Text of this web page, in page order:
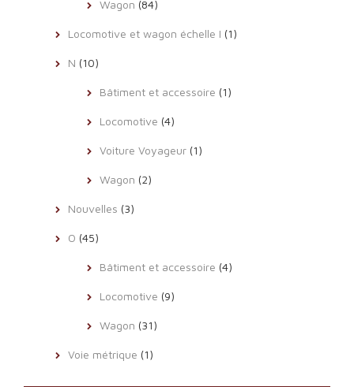
Wagon (84)
Locomotive et wagon échelle I (1)
N (10)
Bâtiment et accessoire (1)
Locomotive (4)
Voiture Voyageur (1)
Wagon (2)
Nouvelles (3)
O (45)
Bâtiment et accessoire (4)
Locomotive (9)
Wagon (31)
Voie métrique (1)